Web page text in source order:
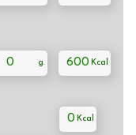
0 600
0